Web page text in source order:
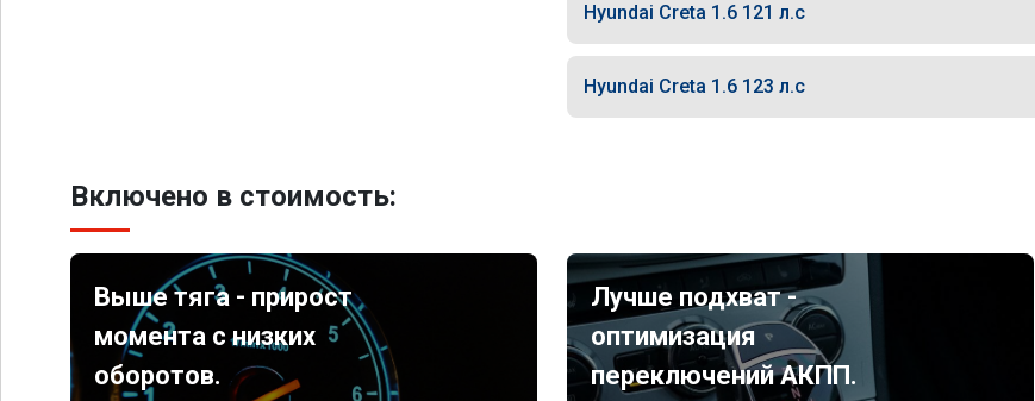
Hyundai Creta 1.6 121 л.с
Hyundai Creta 1.6 123 л.с
Включено в стоимость:
Выше тяга - прирост
момента с низких
оборотов.
Лучше подхват -
оптимизация
переключений АКПП.